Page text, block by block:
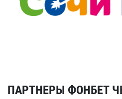
ПАРТНЕРЫ ФОНБЕТ